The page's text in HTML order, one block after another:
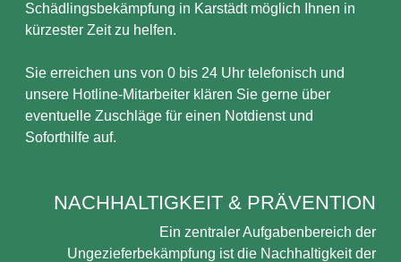
Schädlingsbekämpfung in Karstädt möglich Ihnen in
kürzester Zeit zu helfen.
Sie erreichen uns von 0 bis 24 Uhr telefonisch und
unsere Hotline-Mitarbeiter klären Sie gerne über
eventuelle Zuschläge für einen Notdienst und
Soforthilfe auf.
NACHHALTIGKEIT & PRÄVENTION
Ein zentraler Aufgabenbereich der
Ungezieferbekämpfung ist die Nachhaltigkeit der